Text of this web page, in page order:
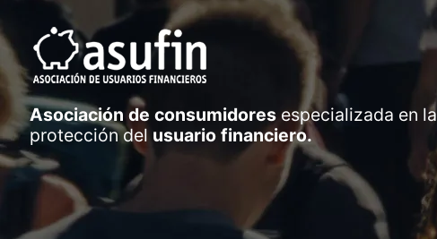
Asociación de consumidoresespecializada en la
protección del usuario financiero.